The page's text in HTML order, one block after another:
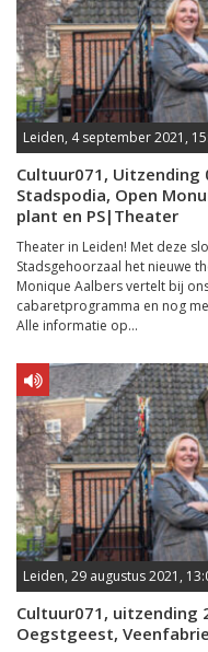
Leiden, 4 september 2021,
Cultuur071,
Stadspodia, Open
plant en PS|Theater
Theater in Leiden! Met deze
Stadsgehoorzaal het nieuwe
Monique Aalbers vertelt bij
cabaretprogramma en nog
Alle informatie op...
Leiden, 29 augustus 2021,
Cultuur071, uitzending
Oegstgeest,